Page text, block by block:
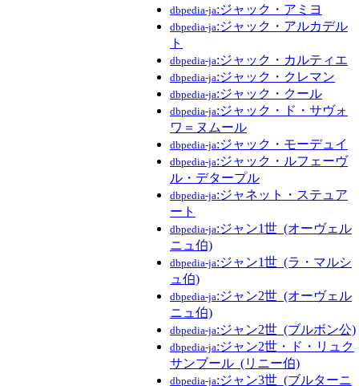
dbpedia-ja:ジャック・アミヨ
dbpedia-ja:ジャック・アルカデル
ト
dbpedia-ja:ジャック・カルティエ
dbpedia-ja:ジャック・クレマン
dbpedia-ja:ジャック・クール
dbpedia-ja:ジャック・ド・サヴォ
ワ＝ヌムール
dbpedia-ja:ジャック・モーデュイ
dbpedia-ja:ジャック・ルフェーヴ
ル・デタープル
dbpedia-ja:ジャネット・ステュア
ート
dbpedia-ja:ジャン1世_(オーヴェル
ニュ伯)
dbpedia-ja:ジャン1世_(ラ・マルシ
ュ伯)
dbpedia-ja:ジャン2世_(オーヴェル
ニュ伯)
dbpedia-ja:ジャン2世_(ブルボン公)
dbpedia-ja:ジャン2世・ド・リュク
サンブール_(リニー伯)
dbpedia-ja:ジャン3世_(ブルターニ